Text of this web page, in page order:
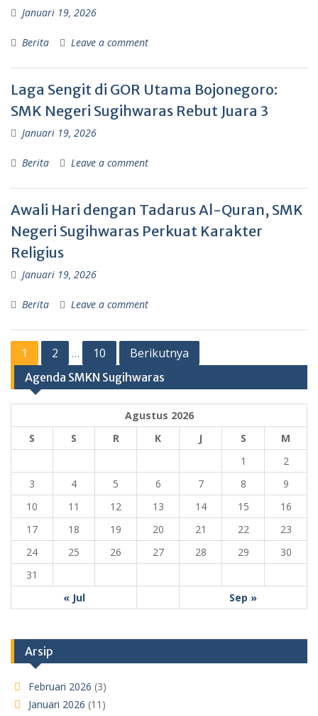
Januari 19, 2026
Berita Leave a comment
Laga Sengit di GOR Utama Bojonegoro:
SMK Negeri Sugihwaras Rebut Juara 3
Januari 19, 2026
Berita Leave a comment
Awali Hari dengan Tadarus Al-Quran, SMK
Negeri Sugihwaras Perkuat Karakter
Religius
Januari 19, 2026
Berita Leave a comment
Navigasi
pos
1 2 … 10 Berikutnya
Agenda SMKN Sugihwaras
Agustus 2026
S
S R K J S
M
1
2
3
4 5 6 7 8
9
10
11 12 13 14 15
16
17
18 19 20 21 22
23
24
25 26 27 28 29
30
31
« Jul
Sep »
Arsip
Februari 2026 (3)
Januari 2026 (11)